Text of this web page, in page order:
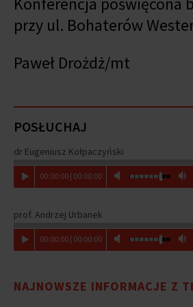
przy ul. Bohaterów
Paweł Drożdż/mt
POSŁUCHAJ
dr Eugeniusz Kołpaczyński
00:00:00| 00:00:00
prof. Andrzej Urbanek
00:00:00| 00:00:00
NAJNOWSZE INFORMACJE Z